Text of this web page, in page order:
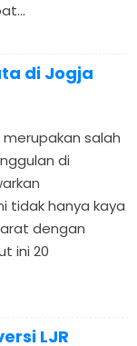
di Jogja
salah
di
tidak hanya kaya
dengan
ini 20
LJR